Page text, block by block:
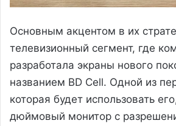
Основным акцентом в их
телевизионный сегмент, где
разработала экраны нового
названием BD Cell. Одной из
которая будет использовать
дюймовый монитор с